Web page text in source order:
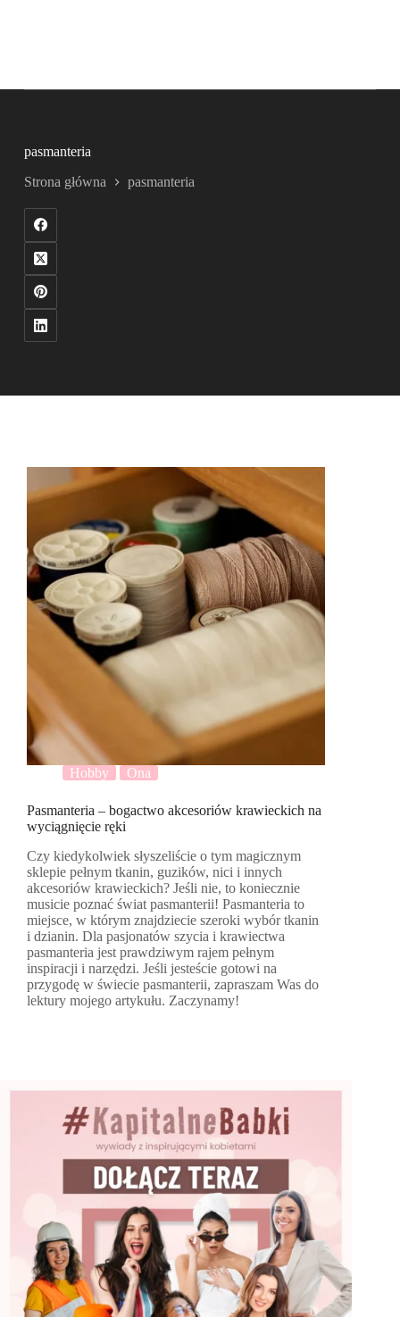
pasmanteria
Strona główna pasmanteria
Hobby Ona
Pasmanteria – bogactwo akcesoriów krawieckich na
wyciągnięcie ręki
Czy kiedykolwiek słyszeliście o tym magicznym
sklepie pełnym tkanin, guzików, nici i innych
akcesoriów krawieckich? Jeśli nie, to koniecznie
musicie poznać świat pasmanterii! Pasmanteria to
miejsce, w którym znajdziecie szeroki wybór tkanin
i dzianin. Dla pasjonatów szycia i krawiectwa
pasmanteria jest prawdziwym rajem pełnym
inspiracji i narzędzi. Jeśli jesteście gotowi na
przygodę w świecie pasmanterii, zapraszam Was do
lektury mojego artykułu. Zaczynamy!